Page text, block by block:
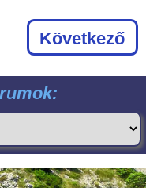
Következő